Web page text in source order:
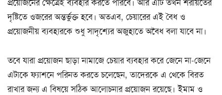
প্রয়োজনের ক্ষেত্রেই ব্যবহার করতে পারবে। আর এটি তখন শরীয়তের
দৃষ্টিতে ওজরের অন্তর্ভুক্ত হবে। অতএব, চেয়ারের এই বৈধ ও
প্রয়োজনীয় ব্যবহারকে শুধু সাদৃশ্যের অজুহাতে অবৈধ বলা যাবে না।
তবে যারা প্রয়োজন ছাড়া নামাজে চেয়ার ব্যবহার করে জেনে না-জেনে
এটাকে ফ্যাশনে পরিনত করতে চলেছেন, তাদেরকে এ থেকে বিরত
রাখার জন্য এ বিষয়ে সঠিক আলোচনার প্রয়োজন রয়েছে। ইমাম ও